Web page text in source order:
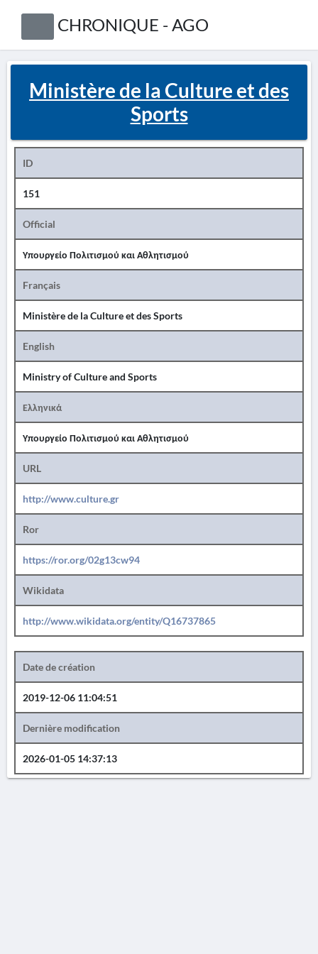
CHRONIQUE - AGO
Ministère de la Culture et des
Sports
ID
151
Official
Υπουργείο Πολιτισμού και Αθλητισμού
Français
Ministère de la Culture et des Sports
English
Ministry of Culture and Sports
Ελληνικά
Υπουργείο Πολιτισμού και Αθλητισμού
URL
http://www.culture.gr
Ror
https://ror.org/02g13cw94
Wikidata
http://www.wikidata.org/entity/Q16737865
Date de création
2019-12-06 11:04:51
Dernière modification
2026-01-05 14:37:13